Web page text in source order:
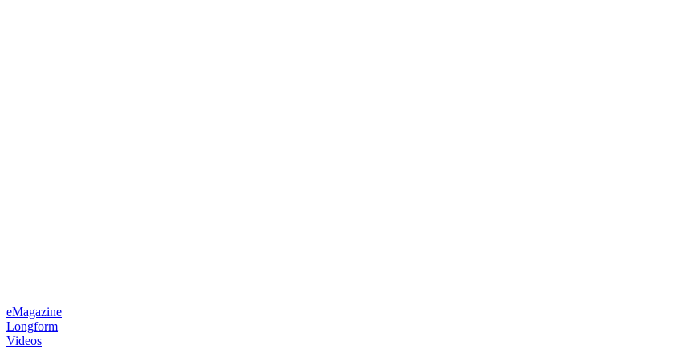
eMagazine
Longform
Videos